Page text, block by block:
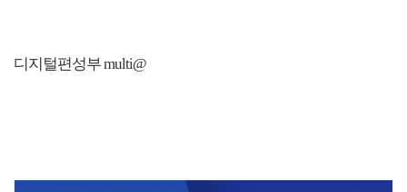
디지털편성부 multi@